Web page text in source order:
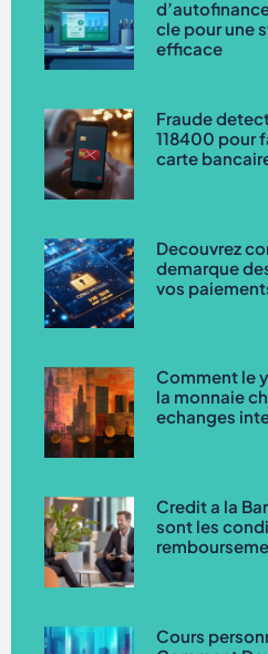
cle pour une
efficace
Fraude
118400 pour
carte
Decouvrez
demarque
vos
Comment le
la monnaie
echanges
Credit a la
sont les
Cours